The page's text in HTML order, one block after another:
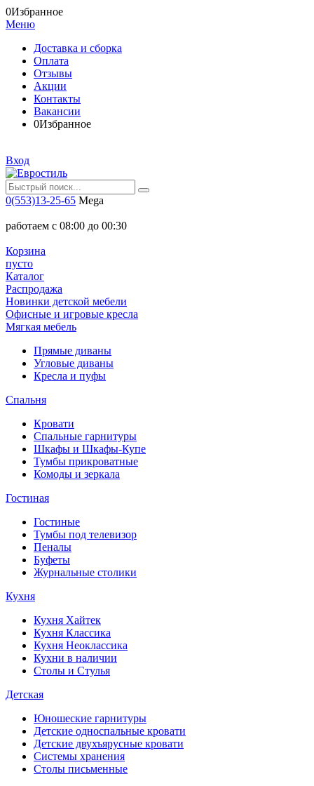
0Избранное
Меню
Доставка и сборка
Оплата
Отзывы
Акции
Контакты
Вакансии
0Избранное
Вход
0(553)13-25-65 Mega
работаем с 08:00 до 00:30
Корзина
пусто
Каталог
Распродажа
Новинки детской мебели
Офисные и игровые кресла
Мягкая мебель
Прямые диваны
Угловые диваны
Кресла и пуфы
Спальня
Кровати
Спальные гарнитуры
Шкафы и Шкафы-Купе
Тумбы прикроватные
Комоды и зеркала
Гостиная
Гостиные
Тумбы под телевизор
Пеналы
Буфеты
Журнальные столики
Кухня
Кухня Хайтек
Кухня Классика
Кухня Неоклассика
Кухни в наличии
Столы и Стулья
Детская
Юношеские гарнитуры
Детские односпальные кровати
Детские двухъярусные кровати
Системы хранения
Столы письменные